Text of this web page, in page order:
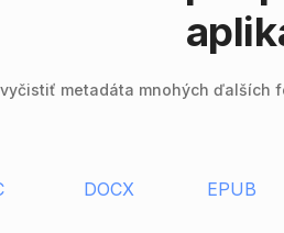
metadáta mnohých ďalších
DOCX EPUB